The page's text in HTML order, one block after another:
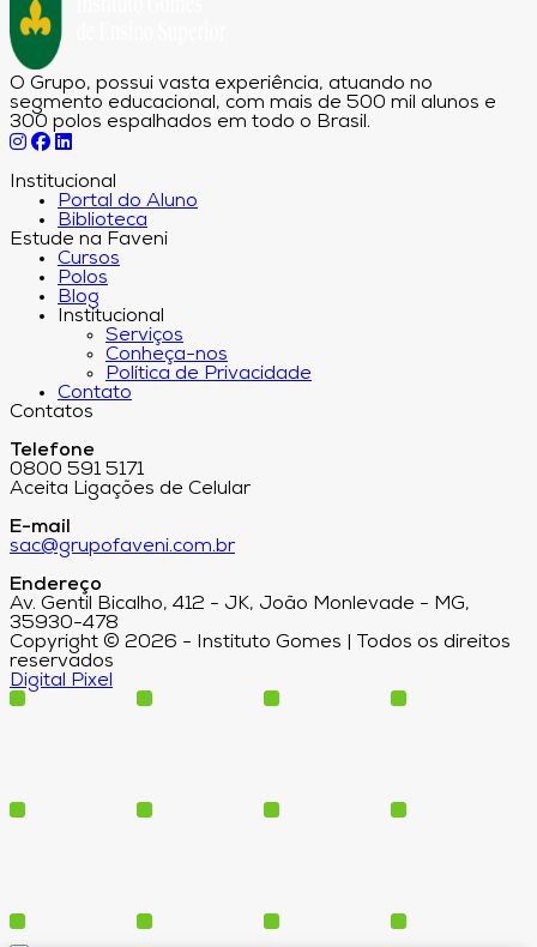
O Grupo, possui vasta experiência, atuando no
segmento educacional, com mais de 500 mil alunos e
300 polos espalhados em todo o Brasil.
Institucional
Portal do Aluno
Biblioteca
Estude na Faveni
Cursos
Polos
Blog
Institucional
Serviços
Conheça-nos
Política de Privacidade
Contato
Contatos
Telefone
0800 591 5171
Aceita Ligações de Celular
E-mail
sac@grupofaveni.com.br
Endereço
Av. Gentil Bicalho, 412 - JK, João Monlevade - MG,
35930-478
Copyright © 2026 - Instituto Gomes | Todos os direitos
reservados
Digital Pixel